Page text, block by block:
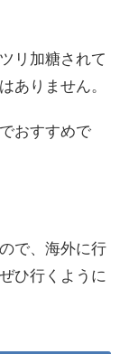
リ加糖されて
ありません。
おすすめで
で、海外に行
ひ行くように